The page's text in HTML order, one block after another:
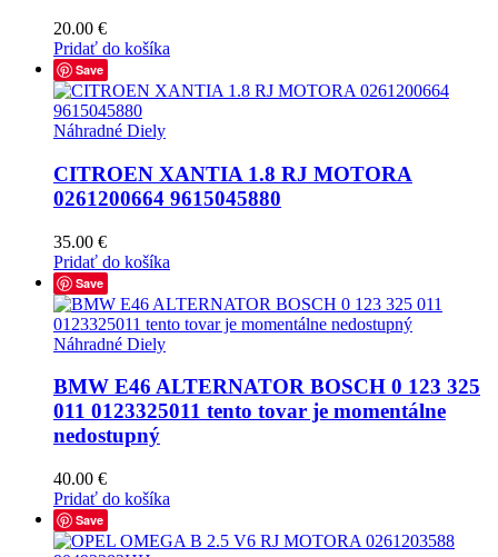
20.00 €
Pridať do košíka
Save
Náhradné Diely
CITROEN XANTIA 1.8 RJ MOTORA
0261200664 9615045880
35.00 €
Pridať do košíka
Save
Náhradné Diely
BMW E46 ALTERNATOR BOSCH 0 123 325
011 0123325011 tento tovar je momentálne
nedostupný
40.00 €
Pridať do košíka
Save